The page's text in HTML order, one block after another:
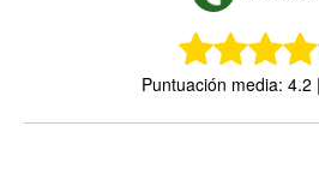
Puntuación media: 4.2